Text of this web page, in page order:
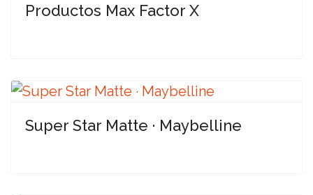
Productos Max Factor X
Super Star Matte · Maybelline